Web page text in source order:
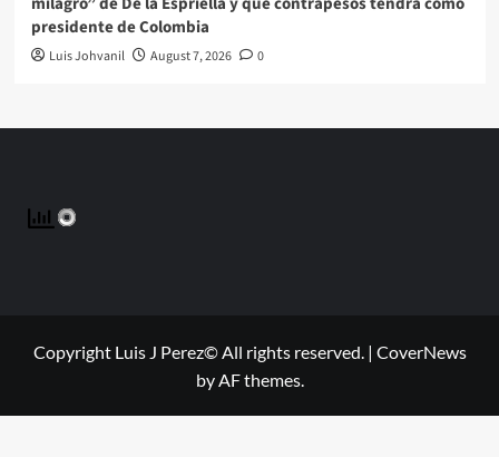
presidente de Colombia
Luis Johvanil August 7, 2026 0
Copyright Luis J Perez© All rights reserved. | CoverNews
by AF themes.